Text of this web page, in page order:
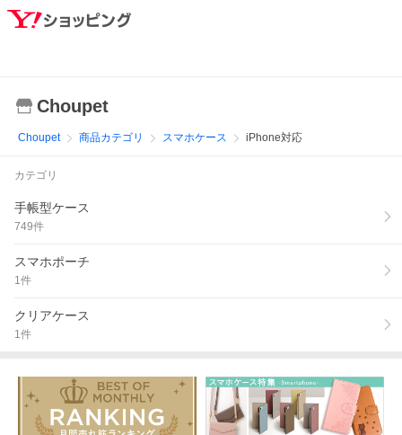
Choupet
Choupet 商品カテゴリ スマホケース iPhone対応
カテゴリ
手帳型ケース
749件
スマホポーチ
1件
クリアケース
1件